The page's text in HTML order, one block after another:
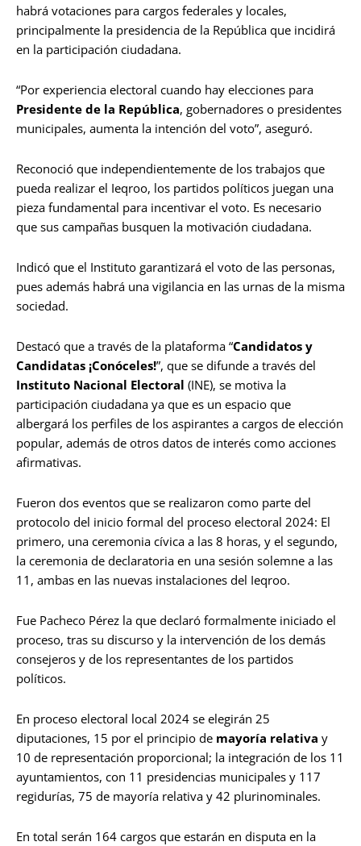
habrá votaciones para cargos federales y locales,
principalmente la presidencia de la República que incidirá
en la participación ciudadana.
“Por experiencia electoral cuando hay elecciones para
Presidente de la República, gobernadores o presidentes
municipales, aumenta la intención del voto”, aseguró.
Reconoció que independientemente de los trabajos que
pueda realizar el Ieqroo, los partidos políticos juegan una
pieza fundamental para incentivar el voto. Es necesario
que sus campañas busquen la motivación ciudadana.
Indicó que el Instituto garantizará el voto de las personas,
pues además habrá una vigilancia en las urnas de la misma
sociedad.
Destacó que a través de la plataforma “Candidatos y
Candidatas ¡Conóceles!”, que se difunde a través del
Instituto Nacional Electoral (INE), se motiva la
participación ciudadana ya que es un espacio que
albergará los perfiles de los aspirantes a cargos de elección
popular, además de otros datos de interés como acciones
afirmativas.
Fueron dos eventos que se realizaron como parte del
protocolo del inicio formal del proceso electoral 2024: El
primero, una ceremonia cívica a las 8 horas, y el segundo,
la ceremonia de declaratoria en una sesión solemne a las
11, ambas en las nuevas instalaciones del Ieqroo.
Fue Pacheco Pérez la que declaró formalmente iniciado el
proceso, tras su discurso y la intervención de los demás
consejeros y de los representantes de los partidos
políticos.
En proceso electoral local 2024 se elegirán 25
diputaciones, 15 por el principio de mayoría relativa y
10 de representación proporcional; la integración de los 11
ayuntamientos, con 11 presidencias municipales y 117
regidurías, 75 de mayoría relativa y 42 plurinominales.
En total serán 164 cargos que estarán en disputa en la